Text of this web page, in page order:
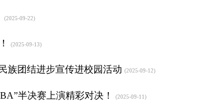
(2025-09-22)
(2025-09-13)
族团结进步宣传进校园活动 (2025-09-12)
半决赛上演精彩对决！ (2025-09-11)